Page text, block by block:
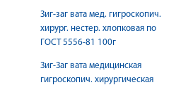
Зиг-заг вата мед. гигроскопич.
хирург. нестер. хлопковая по
ГОСТ 5556-81 100г
Зиг-Заг вата медицинская
гигроскопич. хирургическая